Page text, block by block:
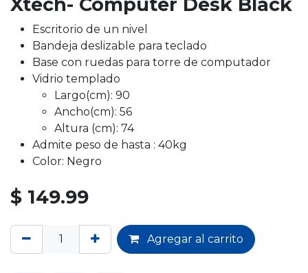
Escritorio de un nivel
Bandeja deslizable para teclado
Base con ruedas para torre de computador
Vidrio templado
Largo(cm): 90
Ancho(cm): 56
Altura (cm): 74
Admite peso de hasta : 40kg
Color: Negro
$ 149.99
Agregar al carrito